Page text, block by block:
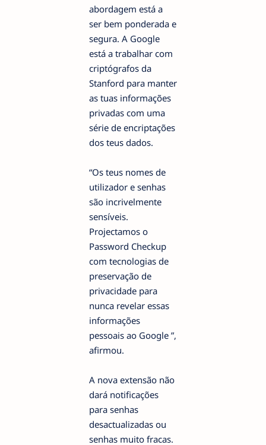
abordagem está a
ser bem ponderada e
segura. A Google
está a trabalhar com
criptógrafos da
Stanford para manter
as tuas informações
privadas com uma
série de encriptações
dos teus dados.
“Os teus nomes de
utilizador e senhas
são incrivelmente
sensíveis.
Projectamos o
Password Checkup
com tecnologias de
preservação de
privacidade para
nunca revelar essas
informações
pessoais ao Google ”,
afirmou.
A nova extensão não
dará notificações
para senhas
desactualizadas ou
senhas muito fracas.